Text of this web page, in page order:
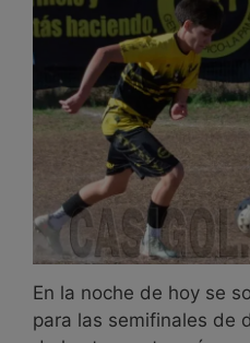
En la noche de hoy se
para las semifinales de